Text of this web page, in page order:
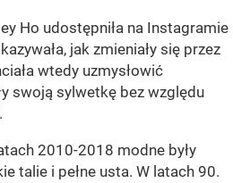
Ho udostępniła na Instagramie
jak zmieniały się przez
wtedy uzmysłowić
swoją sylwetkę bez względu
2010-2018 modne były
talie i pełne usta. W latach 90.